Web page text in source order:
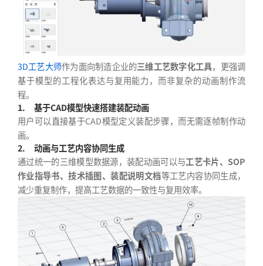
3D工艺大师作为面向制造企业的三维工艺数字化工具，更强调
基于模型的工程化表达与复用能力，而非复杂的动画制作流
程。
1. 基于CAD模型快速搭建装配动画
用户可以直接基于CAD模型定义装配步骤，而无需逐帧制作动
画。
2. 动画与工艺内容协同生成
通过统一的三维模型数据源，装配动画可以与工艺卡片、SOP
作业指导书、技术插图、装配说明文档等工艺内容协同生成，
减少重复制作，提高工艺数据的一致性与复用效率。